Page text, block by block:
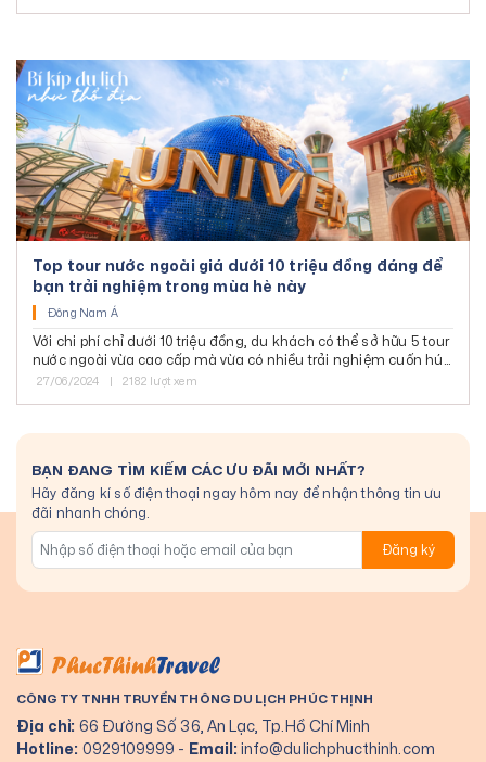
Top tour nước ngoài giá dưới 10 triệu đồng đáng để
bạn trải nghiệm trong mùa hè này
Đông Nam Á
Với chi phí chỉ dưới 10 triệu đồng, du khách có thể sở hữu 5 tour
nước ngoài vừa cao cấp mà vừa có nhiều trải nghiệm cuốn hút
tại Du lịch Phúc Thịnh.
27/06/2024 | 2182 lượt xem
BẠN ĐANG TÌM KIẾM CÁC ƯU ĐÃI MỚI NHẤT?
Hãy đăng kí số điện thoại ngay hôm nay để nhận thông tin ưu
đãi nhanh chóng.
Đăng ký
CÔNG TY TNHH TRUYỀN THÔNG DU LỊCH PHÚC THỊNH
Địa chỉ: 66 Đường Số 36, An Lạc, Tp.Hồ Chí Minh
Hotline: 0929109999 - Email:info@dulichphucthinh.com